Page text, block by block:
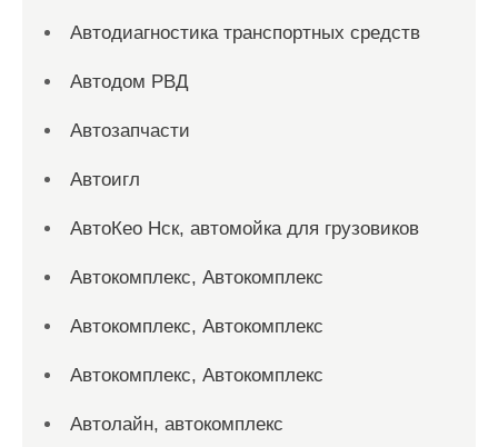
Автодиагностика транспортных средств
Автодом РВД
Автозапчасти
Автоигл
АвтоКео Нск, автомойка для грузовиков
Автокомплекс, Автокомплекс
Автокомплекс, Автокомплекс
Автокомплекс, Автокомплекс
Автолайн, автокомплекс